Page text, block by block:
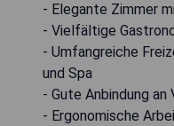
- Elegante Zimmer
- Vielfältige
- Umfangreiche
und Spa
- Gute Anbindung an
- Ergonomische